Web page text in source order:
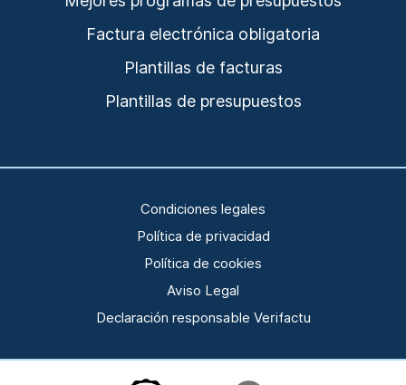
Factura electrónica obligatoria
Plantillas de facturas
Plantillas de presupuestos
Condiciones legales
Política de privacidad
Política de cookies
Aviso Legal
Declaración responsable Verifactu